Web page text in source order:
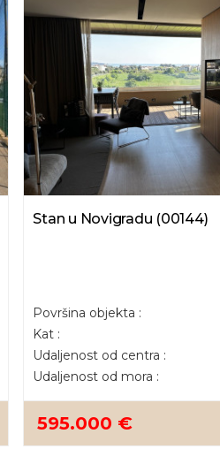
Stan u Novigradu (00144)
Površina objekta :
Kat :
Udaljenost od centra :
Udaljenost od mora :
595.000 €